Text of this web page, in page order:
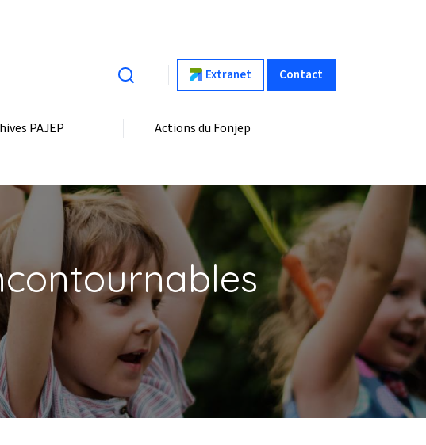
Extranet Contact
PAJEP Actions du Fonjep